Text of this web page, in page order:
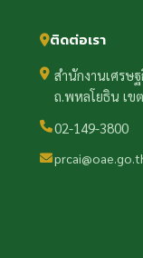
ติดต่อเรา
สำนักงานเศรษ
ถ.พหลโยธิน เข
02-149-3800